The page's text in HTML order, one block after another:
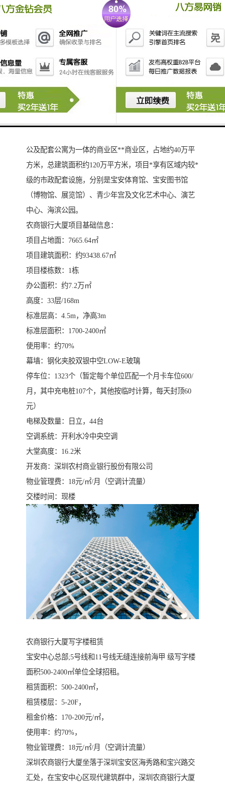
农商银行大厦位于宝安中心区千亿政经中心——*绿轴**
商务圈。*绿轴西侧规划为商务办公区，占地约60万平方
公及配套公寓为一体的商业区**商业区，占地约40万平
方米，总建筑面积约120万平方米，项目*享有区域内较*
级的市政配套设施，分别是宝安体育馆、宝安图书馆
（博物馆、展览馆）、青少年宫及文化艺术中心、演艺
中心、海滨公园。
农商银行大厦项目基础信息：
项目占地面：7665.64㎡
项目建筑面积：约93438.67㎡
项目楼栋数：1栋
办公面积：约7.2万㎡
高度：33层/168m
标准层高：4.5m，净高3m
标准层面积：1700-2400㎡
使用率：约70%
幕墙：钢化夹胶双银中空LOW-E玻璃
停车位：1323个（暂定每个单位匹配一个月卡车位600/
月，其中充电桩107个，其他按临时计算，每天封顶60
元）
电梯及数量：日立，44台
空调系统：开利水冷中央空调
大堂高度：16.2米
开发商：深圳农村商业银行股份有限公司
物业管理费：18元/㎡/月（空调计流量）
交楼时间：现楼
农商银行大厦写字楼租赁
宝安中心总部;5号线和11号线无缝连接前海甲 级写字楼
面积500-2400㎡单位全球招租。
租赁面积：500-2400㎡，
租赁楼层：5-20F，
租金价格：170-200元/㎡，
使用率：约70%，
物业管理费：18元/㎡/月（空调计流量）
深圳农商银行大厦坐落于深圳宝安区海秀路和宝兴路交
汇处，在宝安中心区现代建筑群中，深圳农商银行大厦